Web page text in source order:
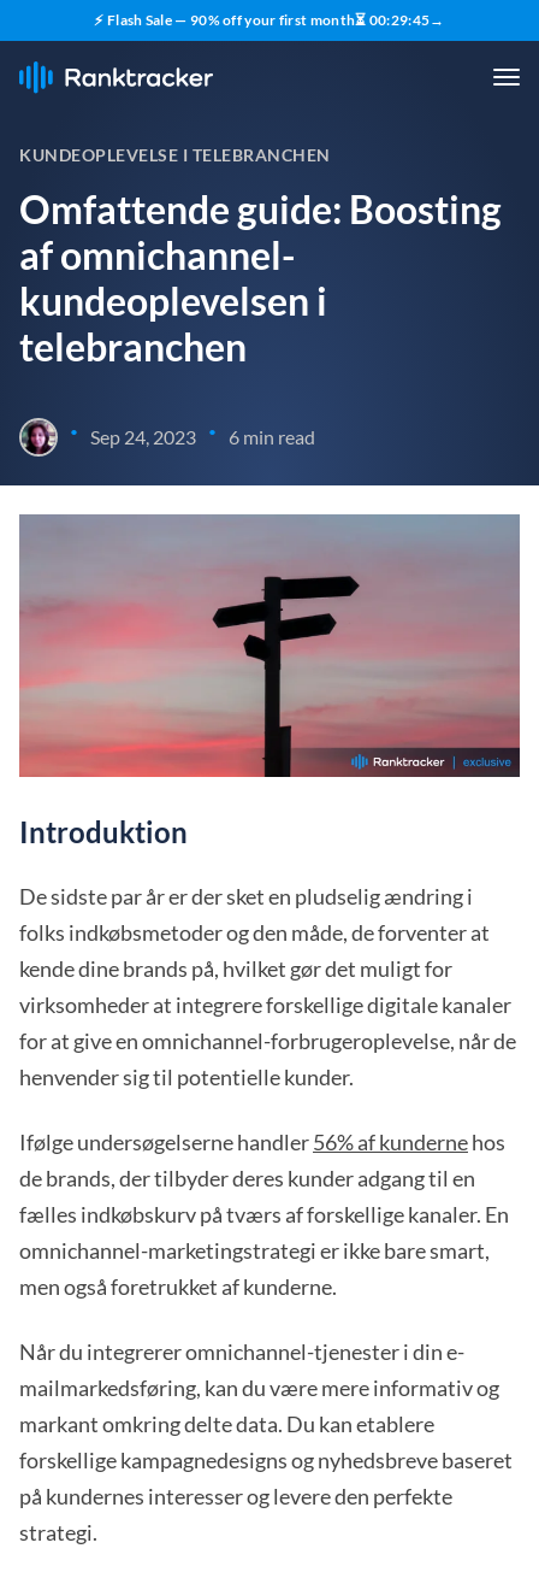
⚡ Flash Sale — 90% off your first month⏳ 00:29:43→
KUNDEOPLEVELSE I TELEBRANCHEN
Omfattende guide: Boosting
af omnichannel-
kundeoplevelsen i
telebranchen
• Sep 24, 2023 • 6 min read
Introduktion
De sidste par år er der sket en pludselig ændring i
folks indkøbsmetoder og den måde, de forventer at
kende dine brands på, hvilket gør det muligt for
virksomheder at integrere forskellige digitale kanaler
for at give en omnichannel-forbrugeroplevelse, når de
henvender sig til potentielle kunder.
Ifølge undersøgelserne handler56% af kundernehos
de brands, der tilbyder deres kunder adgang til en
fælles indkøbskurv på tværs af forskellige kanaler. En
omnichannel-marketingstrategi er ikke bare smart,
men også foretrukket af kunderne.
Når du integrerer omnichannel-tjenester i din e-
mailmarkedsføring, kan du være mere informativ og
markant omkring delte data. Du kan etablere
forskellige kampagnedesigns og nyhedsbreve baseret
på kundernes interesser og levere den perfekte
strategi.